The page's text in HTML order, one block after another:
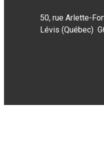
50, rue Arlette-
Lévis (Québec)